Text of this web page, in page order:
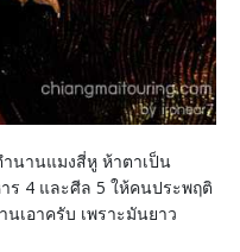
นานแมงสี่หู ห้าตาเป็น
ร 4 และศีล 5 ให้คนประพฤติ
นเอาครับ เพราะมันยาว